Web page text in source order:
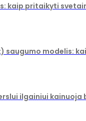
kaip pritaikyti
saugumo modelis:
ilgainiui kainuoja